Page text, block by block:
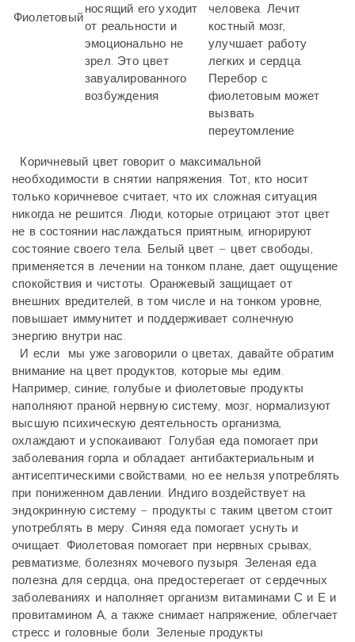
Фиолетовый
носящий его уходит
от реальности и
эмоционально не
зрел. Это цвет
завуалированного
возбуждения
человека. Лечит
костный мозг,
улучшает работу
легких и сердца.
Перебор с
фиолетовым может
вызвать
переутомление
Коричневый цвет говорит о максимальной
необходимости в снятии напряжения. Тот, кто носит
только коричневое считает, что их сложная ситуация
никогда не решится. Люди, которые отрицают этот цвет
не в состоянии наслаждаться приятным, игнорируют
состояние своего тела. Белый цвет – цвет свободы,
применяется в лечении на тонком плане, дает ощущение
спокойствия и чистоты. Оранжевый защищает от
внешних вредителей, в том числе и на тонком уровне,
повышает иммунитет и поддерживает солнечную
энергию внутри нас.
И если мы уже заговорили о цветах, давайте обратим
внимание на цвет продуктов, которые мы едим.
Например, синие, голубые и фиолетовые продукты
наполняют праной нервную систему, мозг, нормализуют
высшую психическую деятельность организма,
охлаждают и успокаивают. Голубая еда помогает при
заболевания горла и обладает антибактериальным и
антисептическими свойствами, но ее нельзя употреблять
при пониженном давлении. Индиго воздействует на
эндокринную систему – продукты с таким цветом стоит
употреблять в меру. Синяя еда помогает уснуть и
очищает. Фиолетовая помогает при нервных срывах,
ревматизме, болезнях мочевого пузыря. Зеленая еда
полезна для сердца, она предостерегает от сердечных
заболеваниях и наполняет организм витаминами С и Е и
провитамином А, а также снимает напряжение, облегчает
стресс и головные боли. Зеленые продукты